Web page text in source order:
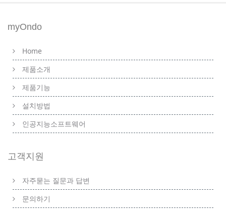
myOndo
Home
제품소개
제품기능
설치방법
인공지능소프트웨어
고객지원
자주묻는 질문과 답변
문의하기